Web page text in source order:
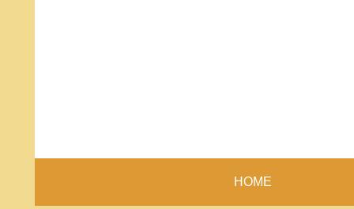
HOME